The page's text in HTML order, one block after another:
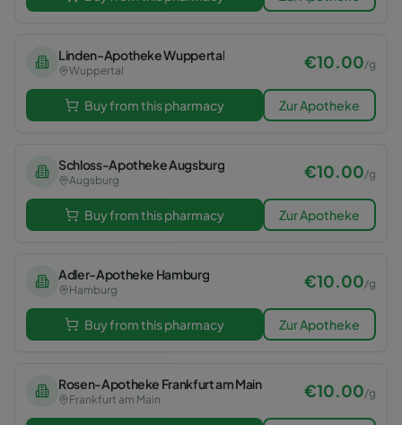
Linden-Apotheke Wuppertal
Wuppertal €10.00/g
Buy from this pharmacy Zur Apotheke
Schloss-Apotheke Augsburg
Augsburg €10.00/g
Buy from this pharmacy Zur Apotheke
Adler-Apotheke Hamburg
Hamburg €10.00/g
Buy from this pharmacy Zur Apotheke
Rosen-Apotheke Frankfurt am Main
Frankfurt am Main €10.00/g